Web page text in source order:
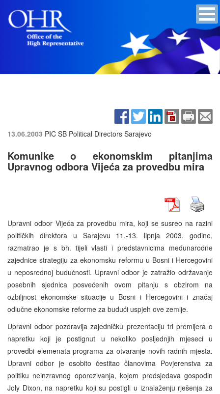
13.06.2003 PIC SB Political Directors Sarajevo
Komunike o ekonomskim pitanjima
Upravnog odbora Vijeća za provedbu mira
Upravni odbor Vijeća za provedbu mira, koji se susreo na razini
političkih direktora u Sarajevu 11.-13. lipnja 2003. godine,
razmatrao je s bh. tijeli vlasti i predstavnicima međunarodne
zajednice strategiju za ekonomsku reformu u Bosni i Hercegovini
u neposrednoj budućnosti. Upravni odbor je zatražio održavanje
posebnih sjednica posvećenih ovom pitanju s obzirom na
ozbiljnost ekonomske situacije u Bosni i Hercegovini i značaj
odlučne ekonomske reforme za budući uspjeh ove zemlje.
Upravni odbor pozdravlja zajedničku prezentaciju tri premijera o
napretku koji je postignut u nekoliko posljednjih mjeseci u
provedbi elemenata programa za otvaranje novih radnih mjesta.
Upravni odbor je osobito čestitao članovima Povjerenstva za
politiku neinzravnog oporezivanja, kojom predsjedava gospodin
Joly Dixon, na napretku koji su postigli u iznalaženju rješenja za